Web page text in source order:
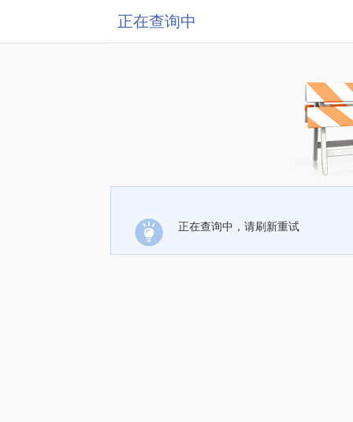
正在查询中
正在查询中，请刷新重试